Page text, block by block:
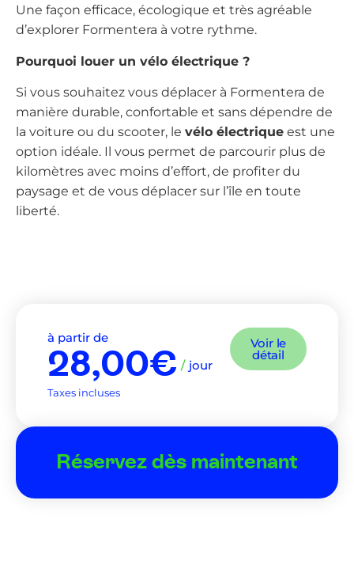
Une façon efficace, écologique et très agréable
d’explorer Formentera à votre rythme.
Pourquoi louer un vélo électrique ?
Si vous souhaitez vous déplacer à Formentera de
manière durable, confortable et sans dépendre de
la voiture ou du scooter, le vélo électrique est une
option idéale. Il vous permet de parcourir plus de
kilomètres avec moins d’effort, de profiter du
paysage et de vous déplacer sur l’île en toute
liberté.
à partir de
28,00€ / jour
Taxes incluses
Voir le
détail
Réservez dès maintenant